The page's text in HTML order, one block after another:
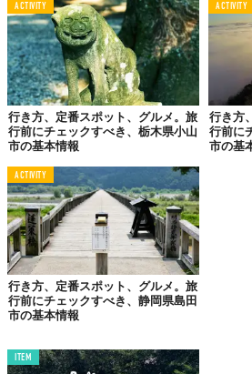
岐阜県との県境に位置する愛知県瀬戸市
年4月1日時点）の都市です。
アクセス方法
瀬戸市は、愛知県の県庁所在地である名
と、アクセスの良いところにあります。
市へ行く場合も、新幹線で名古屋を経由
です。
名古屋方面から
鉄道：栄町駅→尾張瀬戸駅
名鉄瀬戸線　450円　約30分
駅)
ACTIVITY
行き方、定番スポット、グルメ。旅
行前にチェックすべき、栃木県小山
市の基本情報
ACTIVITY
行き方
行前に
市の基
ACTIVITY
行き方、定番スポット、グルメ。旅
行前にチェックすべき、静岡県島田
市の基本情報
ITEM